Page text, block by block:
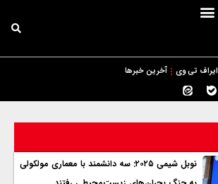
ایراف تی وی آخرین خبرها
نوبل شیمی ۲۰۲۵: سه دانشمند با معماری مولکولی